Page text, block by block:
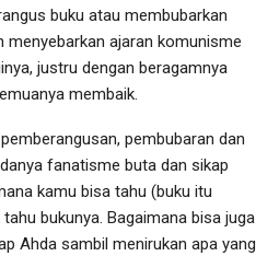
buku atau membubarkan
menyebarkan ajaran komunisme
justru dengan beragamnya
membaik.
pembubaran dan
fanatisme buta dan sikap
kamu bisa tahu (buku itu
bukunya. Bagaimana bisa juga
Ahda sambil menirukan apa yang